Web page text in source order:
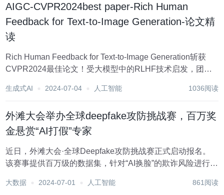
AIGC-CVPR2024best paper-Rich Human
Feedback for Text-to-Image Generation-论文精
读
Rich Human Feedback for Text-to-Image Generation斩获
CVPR2024最佳论文！受大模型中的RLHF技术启发，团队
来自UCSD、谷歌等。 在...
生成式AI 2024-07-04 人工智能 1036阅读
外滩大会举办全球deepfake攻防挑战赛，百万奖
金悬赏“AI打假”专家
近日，外滩大会·全球Deepfake攻防挑战赛正式启动报名。
该赛事提供百万级的数据集，针对“AI换脸”的欺诈风险进行攻
向善的技术人才。 大赛由蚂蚁集团主办、蚂蚁数科承办，
大数据 2024-07-01 人工智能 861阅读